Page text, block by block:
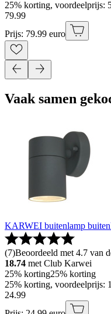
25% korting, voordeelprijs:
79.99
Prijs: 79.99 euro
Vaak samen
KARWEI buitenlamp
(7)Beoordeeld met 4.7 van
18.74 met Club Karwei
25% korting25% korting
25% korting, voordeelprijs:
24.99